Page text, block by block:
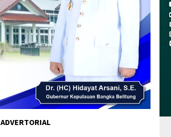
ADVERTORIAL